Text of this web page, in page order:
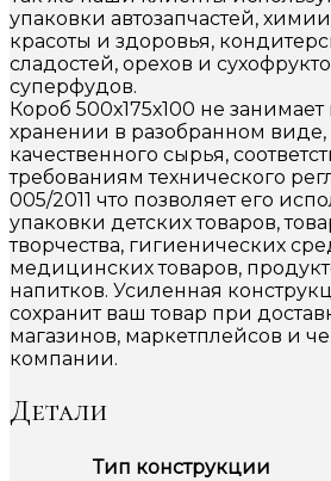
упаковки автозапчастей,
красоты и здоровья,
сладостей, орехов и
суперфудов.
Короб 500х175х100 не
хранении в разобранном виде,
качественного сырья,
требованиям технического
005/2011 что позволяет его
упаковки детских товаров,
творчества, гигиенических
медицинских товаров,
напитков. Усиленная
сохранит ваш товар при
магазинов, маркетплейсов и
компании.
Детали
Тип конструкции